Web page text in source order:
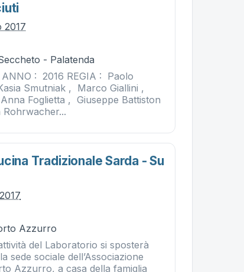
2017
- Palatenda
ANNO : 2016 REGIA : Paolo
Smutniak , Marco Giallini ,
Foglietta , Giuseppe Battiston
Tradizionale Sarda - Su
Azzurro
del Laboratorio si sposterà
sede sociale dell’Associazione
Azzurro, a casa della famiglia